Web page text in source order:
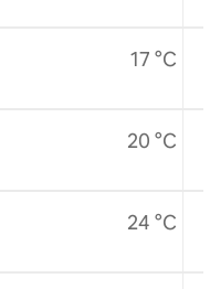
17 °C
20 °C
24 °C